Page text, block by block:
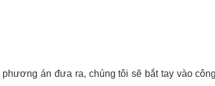
án đưa ra, chúng tôi sẽ bắt tay vào